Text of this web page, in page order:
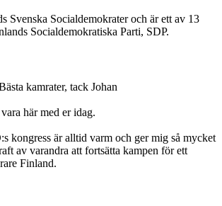
Svenska Socialdemokrater och är ett av 13
Socialdemokratiska Parti, SDP.
kamrater, tack Johan
här med er idag.
kongress är alltid varm och ger mig så mycket
av varandra att fortsätta kampen för ett
Finland.